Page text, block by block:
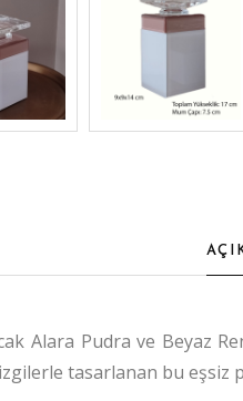
Alara Pudra ve Beyaz
tasarlanan bu